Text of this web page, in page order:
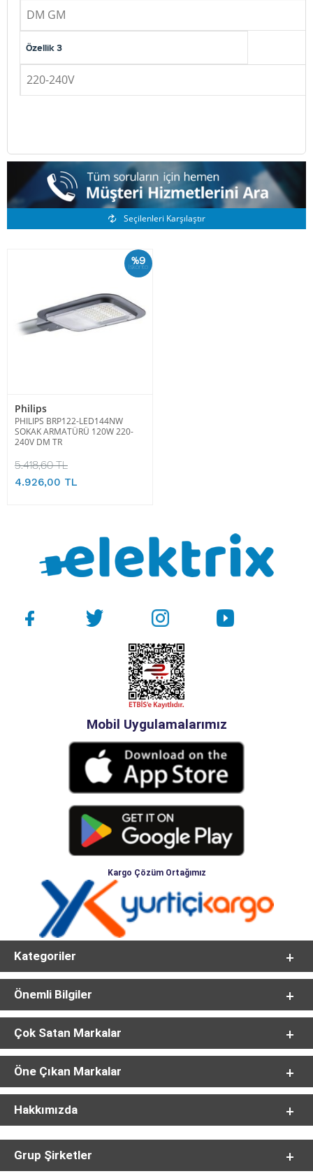
DM GM
Özellik 3
220-240V
Benzer Ürünler
Seçilenleri Karşılaştır
%9
İskonto
Philips
PHILIPS BRP122-LED144NW
SOKAK ARMATÜRÜ 120W 220-
240V DM TR
5.418,60 TL
4.926,00 TL
Mobil Uygulamalarımız
Kargo Çözüm Ortağımız
Kategoriler
Önemli Bilgiler
Çok Satan Markalar
Öne Çıkan Markalar
Hakkımızda
Grup Şirketler